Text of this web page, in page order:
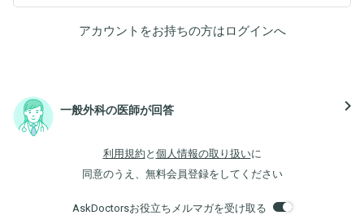
アカウントをお持ちの方はログインへ
一般外科の医師が回答 navigate_next
利用規約 と 個人情報の取り扱いに
同意のうえ、無料会員登録をしてください
AskDoctorsお役立ちメルマガを受け取る